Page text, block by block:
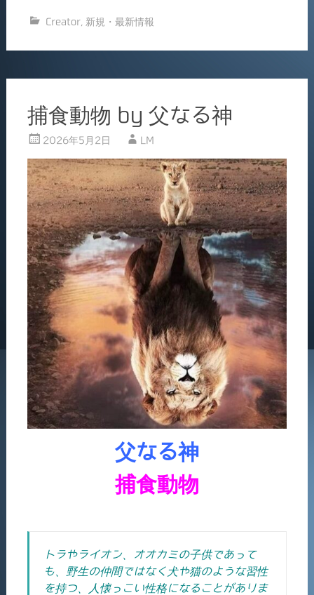
e
b
o
k
l
Creator, 新規・最新情報
捕食動物 by 父なる神
2026年5月2日 LM
父なる神
捕食動物
トラやライオン、オオカミの子供であって
も、野生の仲間ではなく犬や猫のような習性
を持つ、人懐っこい性格になることがありま